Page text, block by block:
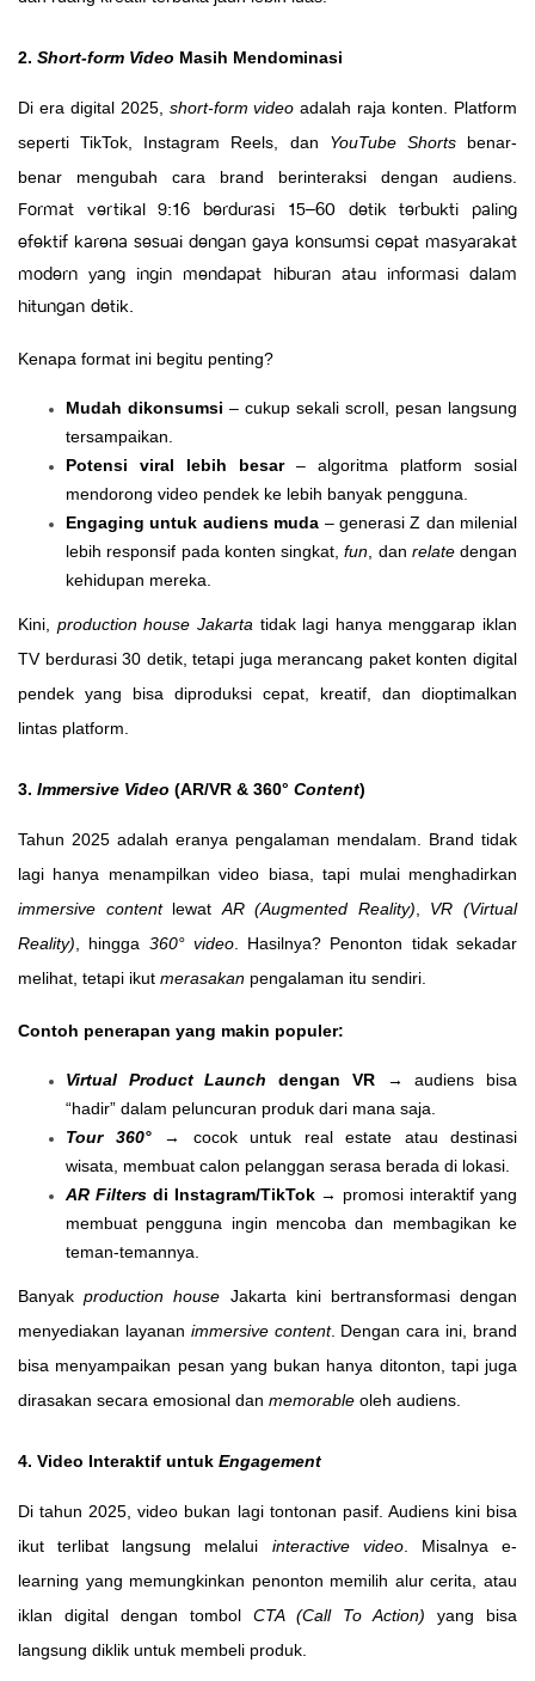
2. Short-form Video Masih Mendominasi
Di era digital 2025, short-form video adalah raja konten. Platform
seperti TikTok, Instagram Reels, dan YouTube Shortsbenar-
benar mengubah cara brand berinteraksi dengan audiens.
Format vertikal 9:16 berdurasi 15–60 detik terbukti paling
efektif karena sesuai dengan gaya konsumsi cepat masyarakat
modern yang ingin mendapat hiburan atau informasi dalam
hitungan detik.
Kenapa format ini begitu penting?
Mudah dikonsumsi – cukup sekali scroll, pesan langsung
tersampaikan.
Potensi viral lebih besar– algoritma platform sosial
mendorong video pendek ke lebih banyak pengguna.
Engaging untuk audiens muda – generasi Z dan milenial
lebih responsif pada konten singkat,fun , dan relatedengan
kehidupan mereka.
Kini, production house Jakarta tidak lagi hanya menggarap iklan
TV berdurasi 30 detik, tetapi juga merancang paket konten digital
pendek yang bisa diproduksi cepat, kreatif, dan dioptimalkan
lintas platform.
3. Immersive Video (AR/VR & 360° Content)
Tahun 2025 adalah eranya pengalaman mendalam. Brand tidak
lagi hanya menampilkan video biasa, tapi mulai menghadirkan
immersive contentlewat AR (Augmented Reality)
VR (Virtual
Reality) , hingga 360° video. Hasilnya? Penonton tidak sekadar
melihat, tetapi ikut merasakan pengalaman itu sendiri.
Contoh penerapan yang makin populer:
Virtual Product Launch dengan VR→ audiens bisa
“hadir” dalam peluncuran produk dari mana saja.
Tour 360°→ cocok untuk real estate atau destinasi
wisata, membuat calon pelanggan serasa berada di lokasi.
AR Filtersdi Instagram/TikTok→ promosi interaktif yang
membuat pengguna ingin mencoba dan membagikan ke
teman-temannya.
Banyakproduction house Jakarta kini bertransformasi dengan
menyediakan layanan immersive content. Dengan cara ini, brand
bisa menyampaikan pesan yang bukan hanya ditonton, tapi juga
dirasakan secara emosional dan memorable oleh audiens.
4. Video Interaktif untuk Engagement
Di tahun 2025, video bukan lagi tontonan pasif. Audiens kini bisa
ikut terlibat langsung melalui interactive video. Misalnya e-
learning yang memungkinkan penonton memilih alur cerita, atau
iklan digital dengan tombol CTA (Call To Action) yang bisa
langsung diklik untuk membeli produk.